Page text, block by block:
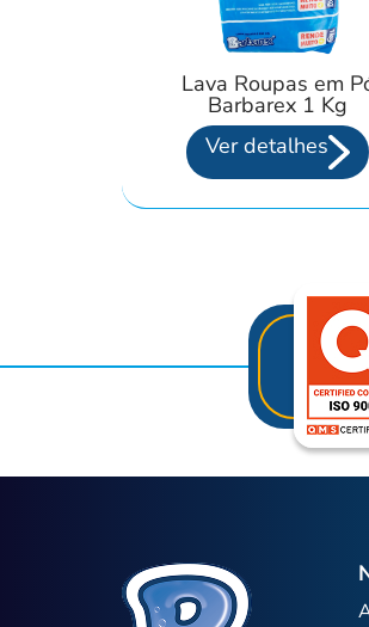
Lava Roupas em
Barbarex 1 Kg
Ver detalhes